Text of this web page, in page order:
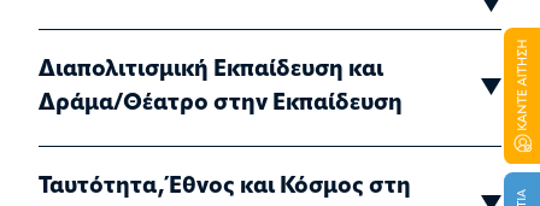
Διαπολιτισμική Εκπαίδευση και
Δράμα/Θέατρο στην Εκπαίδευση
Ταυτότητα, Έθνος και Κόσμος στη